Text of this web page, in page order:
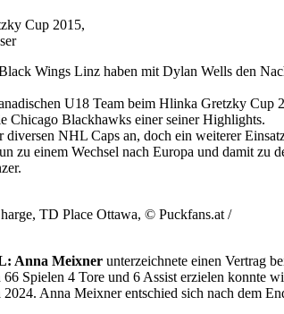
Cup 2015,
Wings Linz haben mit Dylan Wells den
U18 Team beim Hlinka Gretzky
Chicago Blackhawks einer seiner Highlights.
diversen NHL Caps an, doch ein weiterer
zu einem Wechsel nach Europa und damit
TD Place Ottawa, © Puckfans.at /
Anna Meixner unterzeichnete einen Vertrag
Spielen 4 Tore und 6 Assist erzielen konnte
Anna Meixner entschied sich nach dem